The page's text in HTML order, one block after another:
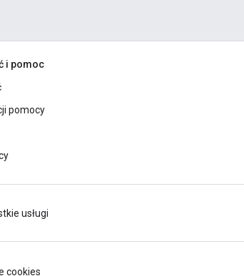
i pomoc
pomocy
usługi
cookies